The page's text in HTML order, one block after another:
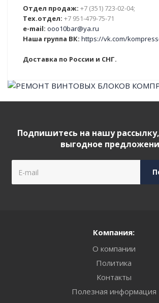
Отдел продаж: +7 (351) 723-02-04;
Тех.отдел: +7 951-479-75-71
e-mail: ooo10bar@ya.ru
Наша группа ВК: https://vk.com/
Доставка по России и СНГ.
Подпишитесь на нашу
выгодное
Компания:
О компании
Политика
Контакты
Полезная информация